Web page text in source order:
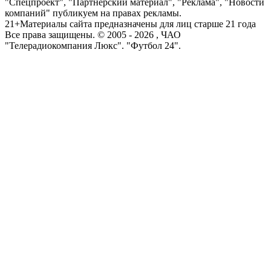
"Спецпроект", "Партнерский материал", "Реклама", "Новости
компаний" публикуем на правах рекламы.
21+Материалы сайта предназначены для лиц старше 21 года
Все права защищены. © 2005 - 2026 , ЧАО
"Телерадиокомпания Люкс". "Футбол 24".